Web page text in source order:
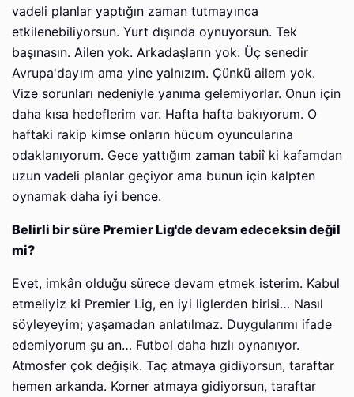
vadeli planlar yaptığın zaman tutmayınca
etkilenebiliyorsun. Yurt dışında oynuyorsun. Tek
başınasın. Ailen yok. Arkadaşların yok. Üç senedir
Avrupa'dayım ama yine yalnızım. Çünkü ailem yok.
Vize sorunları nedeniyle yanıma gelemiyorlar. Onun için
daha kısa hedeflerim var. Hafta hafta bakıyorum. O
haftaki rakip kimse onların hücum oyuncularına
odaklanıyorum. Gece yattığım zaman tabiî ki kafamdan
uzun vadeli planlar geçiyor ama bunun için kalpten
oynamak daha iyi bence.
Belirli bir süre Premier Lig'de devam edeceksin değil
mi?
Evet, imkân olduğu sürece devam etmek isterim. Kabul
etmeliyiz ki Premier Lig, en iyi liglerden birisi… Nasıl
söyleyeyim; yaşamadan anlatılmaz. Duygularımı ifade
edemiyorum şu an… Futbol daha hızlı oynanıyor.
Atmosfer çok değişik. Taç atmaya gidiyorsun, taraftar
hemen arkanda. Korner atmaya gidiyorsun, taraftar